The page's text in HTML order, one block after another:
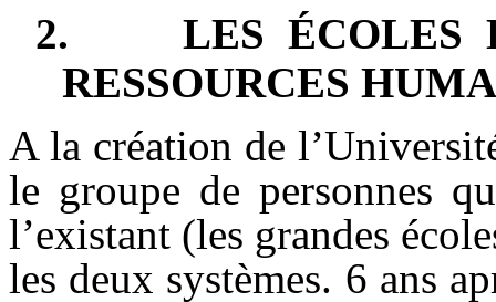
2.
LES ÉCOLES
RESSOURCES
A la création de
le groupe de personnes
l’existant (les grandes
les deux systèmes. 6 ans